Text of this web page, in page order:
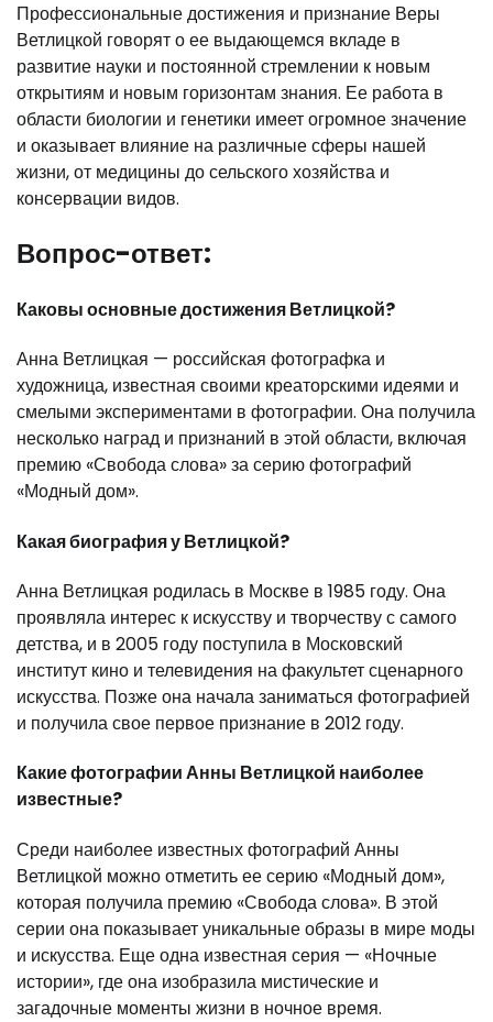
Профессиональные достижения и признание Веры
Ветлицкой говорят о ее выдающемся вкладе в
развитие науки и постоянной стремлении к новым
открытиям и новым горизонтам знания. Ее работа в
области биологии и генетики имеет огромное значение
и оказывает влияние на различные сферы нашей
жизни, от медицины до сельского хозяйства и
консервации видов.
Вопрос-ответ:
Каковы основные достижения Ветлицкой?
Анна Ветлицкая — российская фотографка и
художница, известная своими креаторскими идеями и
смелыми экспериментами в фотографии. Она получила
несколько наград и признаний в этой области, включая
премию «Свобода слова» за серию фотографий
«Модный дом».
Какая биография у Ветлицкой?
Анна Ветлицкая родилась в Москве в 1985 году. Она
проявляла интерес к искусству и творчеству с самого
детства, и в 2005 году поступила в Московский
институт кино и телевидения на факультет сценарного
искусства. Позже она начала заниматься фотографией
и получила свое первое признание в 2012 году.
Какие фотографии Анны Ветлицкой наиболее
известные?
Среди наиболее известных фотографий Анны
Ветлицкой можно отметить ее серию «Модный дом»,
которая получила премию «Свобода слова». В этой
серии она показывает уникальные образы в мире моды
и искусства. Еще одна известная серия — «Ночные
истории», где она изобразила мистические и
загадочные моменты жизни в ночное время.